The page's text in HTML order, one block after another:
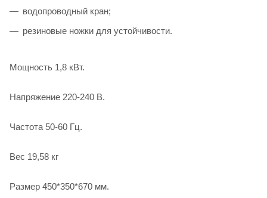
водопроводный кран;
резиновые ножки для устойчивости.
Мощность 1,8 кВт.
Напряжение 220-240 В.
Частота 50-60 Гц.
Вес 19,58 кг
Размер 450*350*670 мм.